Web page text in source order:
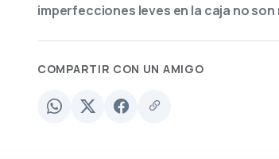
imperfecciones leves en la caja no
COMPARTIR CON UN AMIGO